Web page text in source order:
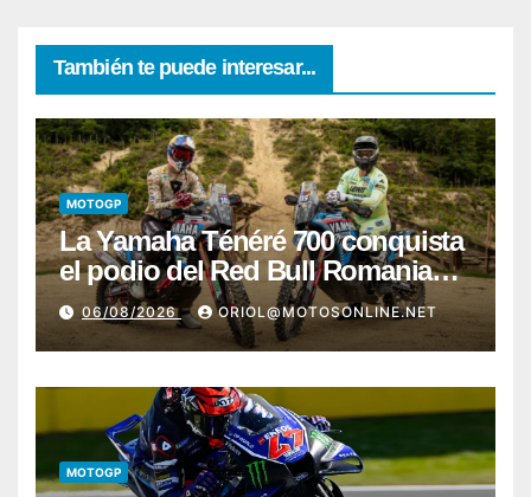
También te puede interesar...
MOTOGP
La Yamaha Ténéré 700 conquista
el podio del Red Bull Romaniacs
2026 con Pol Tarrés
06/08/2026 ORIOL@MOTOSONLINE.NET
MOTOGP